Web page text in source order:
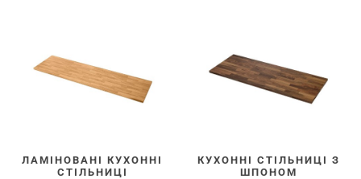
ЛАМІНОВАНІ КУХОННІ
СТІЛЬНИЦІ
КУХОННІ СТІЛЬНИЦІ З
ШПОНОМ